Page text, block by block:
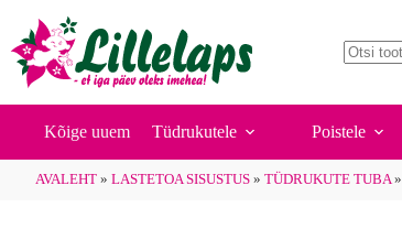
content
Kõige uuem Tüdrukutele Poistele
AVALEHT » LASTETOA SISUSTUS » TÜDRUKUTE TUBA»